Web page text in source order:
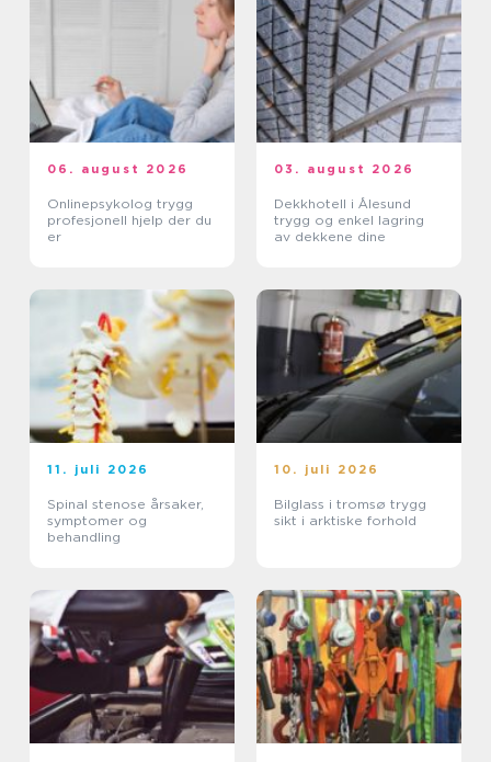
06. august 2026
Onlinepsykolog trygg
profesjonell hjelp der du
er
03. august 2026
Dekkhotell i Ålesund
trygg og enkel lagring
av dekkene dine
11. juli 2026
Spinal stenose årsaker,
symptomer og
behandling
10. juli 2026
Bilglass i tromsø trygg
sikt i arktiske forhold